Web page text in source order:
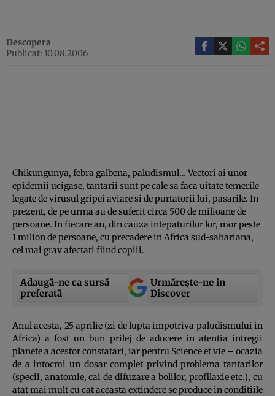
Descopera
Publicat: 10.08.2006
Chikungunya, febra galbena, paludismul… Vectori ai unor
epidemii ucigase, tantarii sunt pe cale sa faca uitate temerile
legate de virusul gripei aviare si de purtatorii lui, pasarile. In
prezent, de pe urma au de suferit circa 500 de milioane de
persoane. In fiecare an, din cauza intepaturilor lor, mor peste
1 milion de persoane, cu precadere in Africa sud-sahariana,
cel mai grav afectati fiind copiii.
Adaugă-ne ca sursă
preferată
Urmărește-ne in
Discover
Anul acesta, 25 aprilie (zi de lupta impotriva paludismului in
Africa) a fost un bun prilej de aducere in atentia intregii
planete a acestor constatari, iar pentru Science et vie – ocazia
de a intocmi un dosar complet privind problema tantarilor
(specii, anatomie, cai de difuzare a bolilor, profilaxie etc.), cu
atat mai mult cu cat aceasta extindere se produce in conditiile